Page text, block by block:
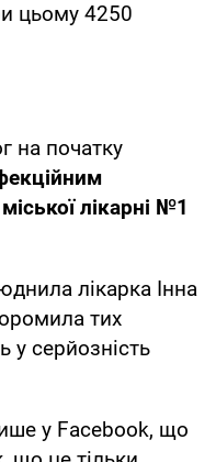
цьому 4250
на початку
лікарні №1
лікарка Інна
тих
у серйозність
у Facebook, що